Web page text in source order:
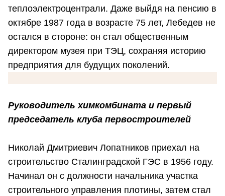
теплоэлектроцентрали. Даже выйдя на пенсию в
октябре 1987 года в возрасте 75 лет, Лебедев не
остался в стороне: он стал общественным
директором музея при ТЭЦ, сохраняя историю
предприятия для будущих поколений.
Руководитель химкомбината и первый
председатель клуба первостроителей
Николай Дмитриевич Лопатников приехал на
строительство Сталинградской ГЭС в 1956 году.
Начинал он с должности начальника участка
строительного управления плотины, затем стал